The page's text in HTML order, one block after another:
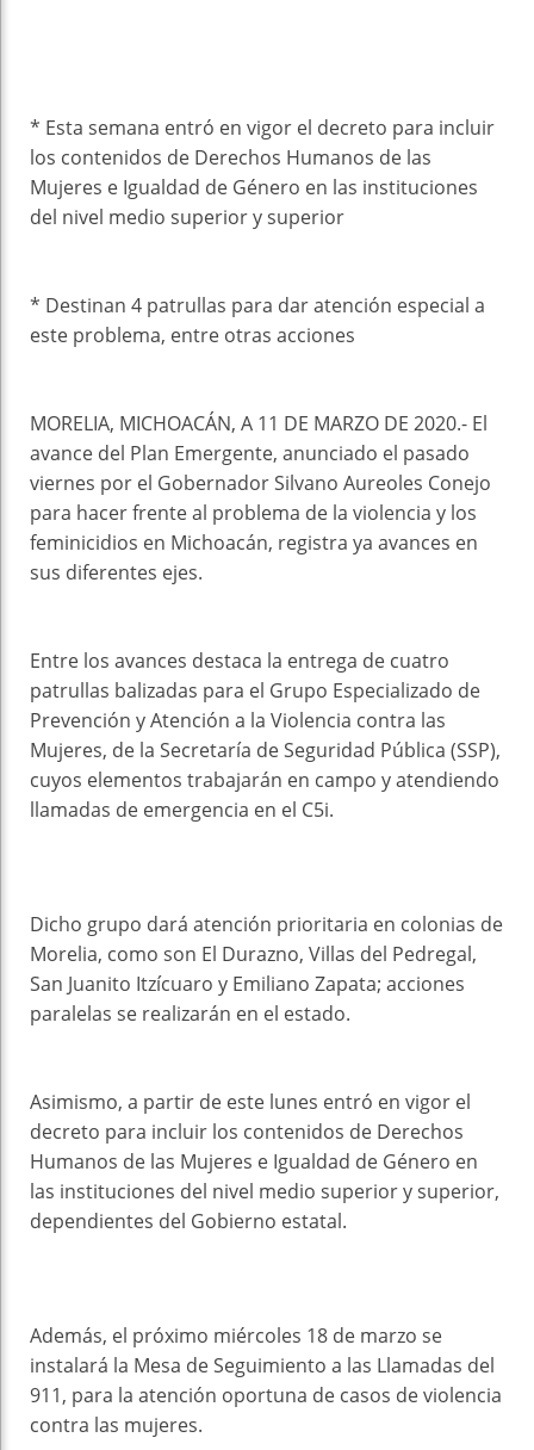
* Esta semana entró en vigor el decreto para incluir
los contenidos de Derechos Humanos de las
Mujeres e Igualdad de Género en las instituciones
del nivel medio superior y superior
* Destinan 4 patrullas para dar atención especial a
este problema, entre otras acciones
MORELIA, MICHOACÁN, A 11 DE MARZO DE 2020.- El
avance del Plan Emergente, anunciado el pasado
viernes por el Gobernador Silvano Aureoles Conejo
para hacer frente al problema de la violencia y los
feminicidios en Michoacán, registra ya avances en
sus diferentes ejes.
Entre los avances destaca la entrega de cuatro
patrullas balizadas para el Grupo Especializado de
Prevención y Atención a la Violencia contra las
Mujeres, de la Secretaría de Seguridad Pública (SSP),
cuyos elementos trabajarán en campo y atendiendo
llamadas de emergencia en el C5i.
Dicho grupo dará atención prioritaria en colonias de
Morelia, como son El Durazno, Villas del Pedregal,
San Juanito Itzícuaro y Emiliano Zapata; acciones
paralelas se realizarán en el estado.
Asimismo, a partir de este lunes entró en vigor el
decreto para incluir los contenidos de Derechos
Humanos de las Mujeres e Igualdad de Género en
las instituciones del nivel medio superior y superior,
dependientes del Gobierno estatal.
Además, el próximo miércoles 18 de marzo se
instalará la Mesa de Seguimiento a las Llamadas del
911, para la atención oportuna de casos de violencia
contra las mujeres.